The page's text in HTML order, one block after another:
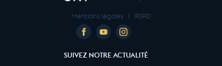
Mentions légales I RGPD
SUIVEZ NOTRE ACTUALITÉ